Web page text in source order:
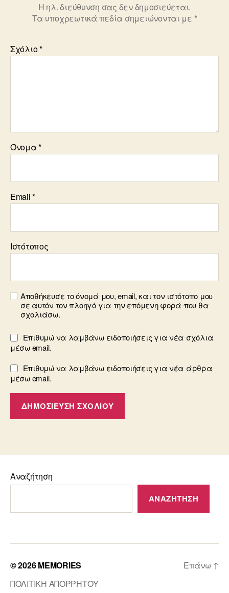
Η ηλ. διεύθυνση σας δεν δημοσιεύεται.
Τα υποχρεωτικά πεδία σημειώνονται με *
Σχόλιο*
Όνομα*
Email*
Ιστότοπος
Αποθήκευσε το όνομά μου, email, και τον ιστότοπο μου
σε αυτόν τον πλοηγό για την επόμενη φορά που θα
σχολιάσω.
Επιθυμώ να λαμβάνω ειδοποιήσεις για νέα σχόλια
μέσω email.
Επιθυμώ να λαμβάνω ειδοποιήσεις για νέα άρθρα
μέσω email.
Αναζήτηση
ΑΝΑΖΉΤΗΣΗ
© 2026MEMORIES
ΠΟΛΙΤΙΚΗ ΑΠΟΡΡΗΤΟΥ
Επάνω ↑